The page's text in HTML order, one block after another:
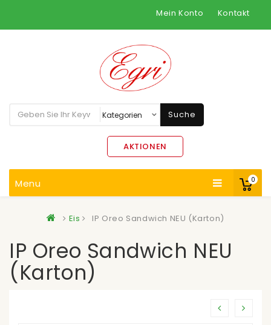
Mein Konto Kontakt
0
Suche
AKTIONEN
Menu
Eis IP Oreo Sandwich NEU (Karton)
IP Oreo Sandwich NEU
(Karton)